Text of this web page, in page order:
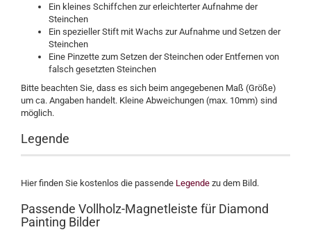
Ein kleines Schiffchen zur erleichterter Aufnahme der
Steinchen
Ein spezieller Stift mit Wachs zur Aufnahme und Setzen der
Steinchen
Eine Pinzette zum Setzen der Steinchen oder Entfernen von
falsch gesetzten Steinchen
Bitte beachten Sie, dass es sich beim angegebenen Maß (Größe)
um ca. Angaben handelt. Kleine Abweichungen (max. 10mm) sind
möglich.
Legende
Hier finden Sie kostenlos die passende Legende zu dem Bild.
Passende Vollholz-Magnetleiste für Diamond
Painting Bilder